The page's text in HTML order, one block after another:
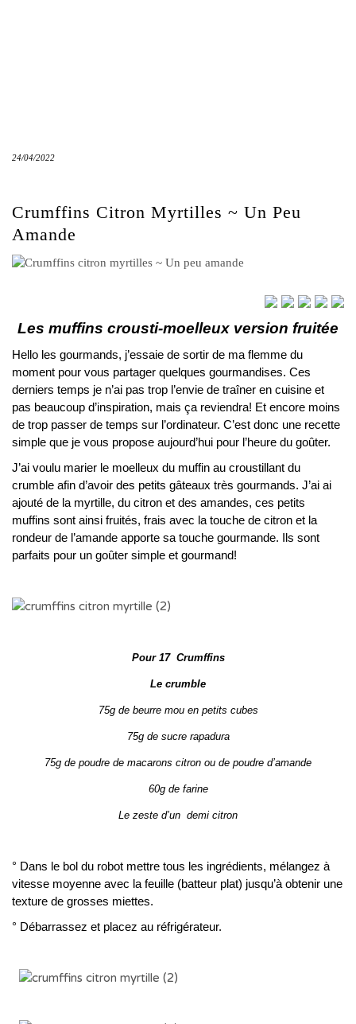
24/04/2022
Crumffins Citron Myrtilles ~ Un Peu
Amande
Les muffins crousti-moelleux version fruitée
Hello les gourmands, j’essaie de sortir de ma flemme du
moment pour vous partager quelques gourmandises. Ces
derniers temps je n’ai pas trop l’envie de traîner en cuisine et
pas beaucoup d’inspiration, mais ça reviendra! Et encore moins
de trop passer de temps sur l’ordinateur. C’est donc une recette
simple que je vous propose aujourd’hui pour l’heure du goûter.
J’ai voulu marier le moelleux du muffin au croustillant du
crumble afin d’avoir des petits gâteaux très gourmands. J’ai ai
ajouté de la myrtille, du citron et des amandes, ces petits
muffins sont ainsi fruités, frais avec la touche de citron et la
rondeur de l’amande apporte sa touche gourmande. Ils sont
parfaits pour un goûter simple et gourmand!
Pour 17 Crumffins
Le crumble
75g de beurre mou en petits cubes
75g de sucre rapadura
75g de poudre de macarons citron ou de poudre d’amande
60g de farine
Le zeste d’un demi citron
° Dans le bol du robot mettre tous les ingrédients, mélangez à
vitesse moyenne avec la feuille (batteur plat) jusqu’à obtenir une
texture de grosses miettes.
° Débarrassez et placez au réfrigérateur.